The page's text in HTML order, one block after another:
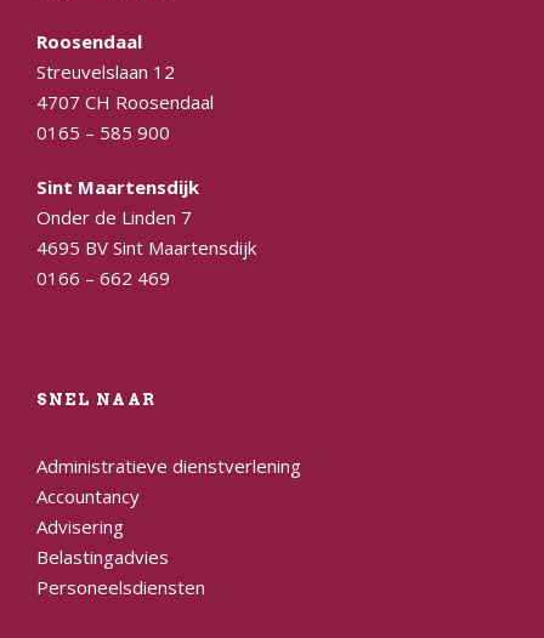
Roosendaal
Streuvelslaan 12
4707 CH Roosendaal
0165 – 585 900
Sint Maartensdijk
Onder de Linden 7
4695 BV Sint Maartensdijk
0166 – 662 469
SNEL NAAR
Administratieve dienstverlening
Accountancy
Advisering
Belastingadvies
Personeelsdiensten